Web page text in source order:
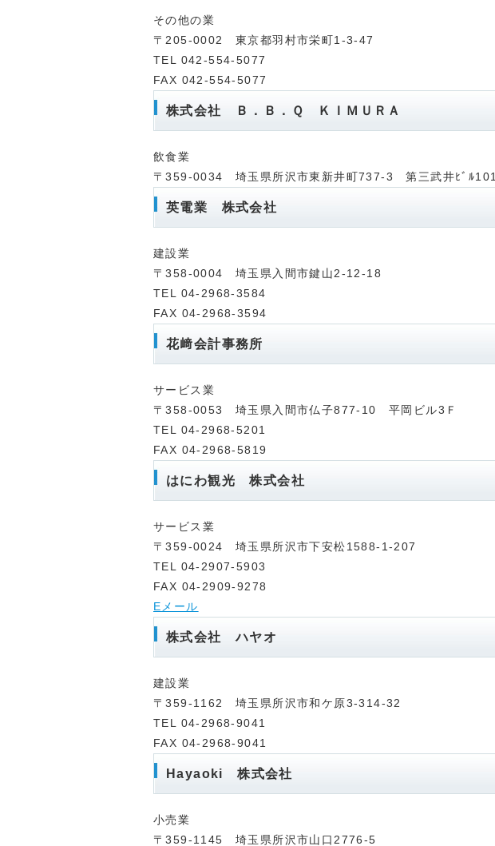
その他の業
〒205-0002 東京都羽村市栄町1-3-47
TEL 042-554-5077
FAX 042-554-5077
株式会社 Ｂ．Ｂ．Ｑ ＫＩＭＵＲＡ
飲食業
〒359-0034 埼玉県所沢市東新井町737-3 第三武井ﾋﾞﾙ101
英電業 株式会社
建設業
〒358-0004 埼玉県入間市鍵山2-12-18
TEL 04-2968-3584
FAX 04-2968-3594
花﨑会計事務所
サービス業
〒358-0053 埼玉県入間市仏子877-10 平岡ビル3Ｆ
TEL 04-2968-5201
FAX 04-2968-5819
はにわ観光 株式会社
サービス業
〒359-0024 埼玉県所沢市下安松1588-1-207
TEL 04-2907-5903
FAX 04-2909-9278
Eメール
株式会社 ハヤオ
建設業
〒359-1162 埼玉県所沢市和ケ原3-314-32
TEL 04-2968-9041
FAX 04-2968-9041
Hayaoki 株式会社
小売業
〒359-1145 埼玉県所沢市山口2776-5